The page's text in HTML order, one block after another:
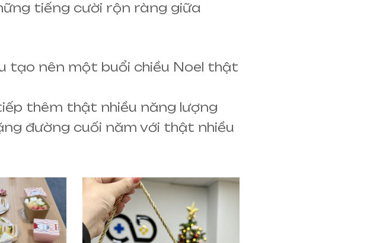
tiếng cười rộn ràng giữa
tạo nên một buổi chiều Noel thật
thêm thật nhiều năng lượng
đường cuối năm với thật nhiều